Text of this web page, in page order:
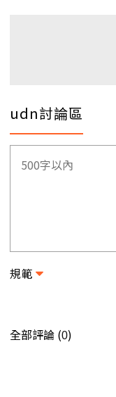
udn討論區
規範
全部評論 (0)